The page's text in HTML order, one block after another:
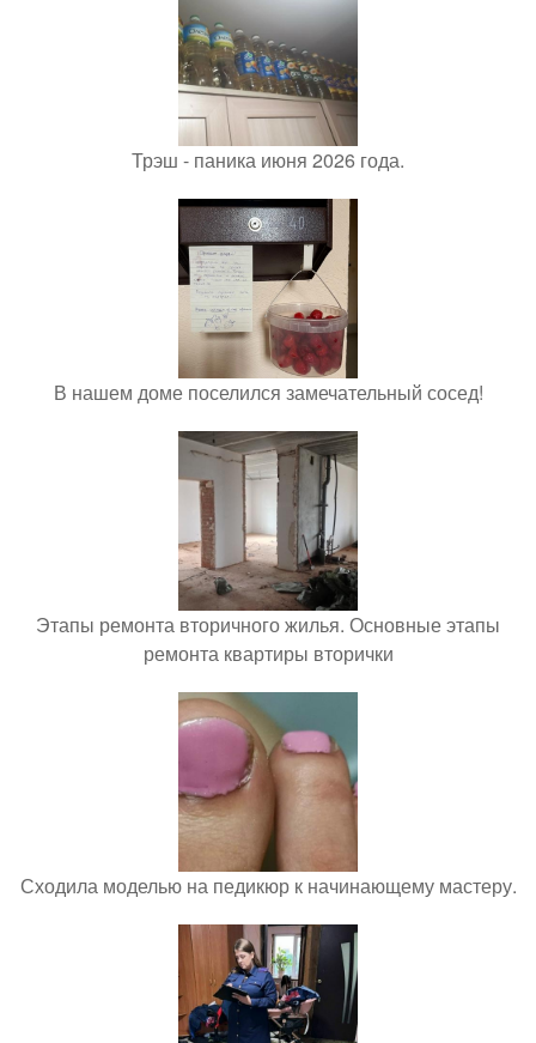
Трэш - паника июня 2026 года.
В нашем доме поселился замечательный сосед!
Этапы ремонта вторичного жилья. Основные этапы
ремонта квартиры вторички
Сходила моделью на педикюр к начинающему мастеру.